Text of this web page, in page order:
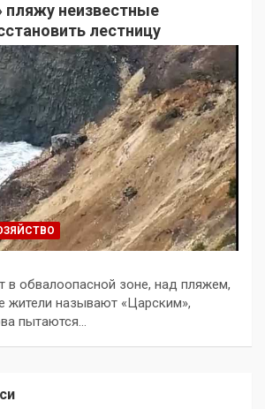
пляжу неизвестные
лестницу
обвалоопасной зоне, над пляжем,
жители называют «Царским»,
пытаются…